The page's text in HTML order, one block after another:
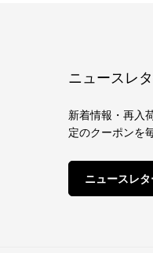
ニュースレ
新着情報・再入
定のクーポンを
ニュースレ